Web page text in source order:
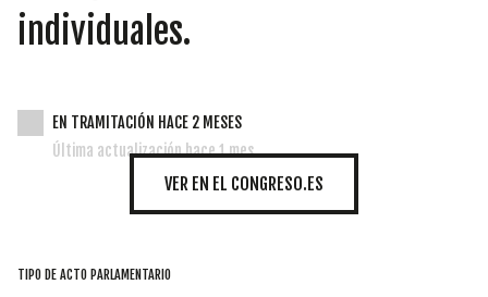
individuales.
EN TRAMITACIÓN HACE 2 MESES
Última actualización hace 1 mes
VER EN EL CONGRESO.ES
TIPO DE ACTO PARLAMENTARIO